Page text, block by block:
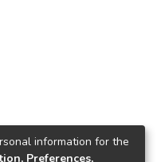
information for the
Preferences,